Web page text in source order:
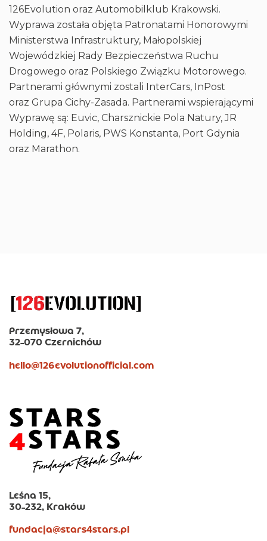
126Evolution oraz Automobilklub Krakowski.
Wyprawa została objęta Patronatami Honorowymi
Ministerstwa Infrastruktury, Małopolskiej
Wojewódzkiej Rady Bezpieczeństwa Ruchu
Drogowego oraz Polskiego Związku Motorowego.
Partnerami głównymi zostali InterCars, InPost
oraz Grupa Cichy-Zasada. Partnerami wspierającymi
Wyprawę są: Euvic, Charsznickie Pola Natury, JR
Holding, 4F, Polaris, PWS Konstanta, Port Gdynia
oraz Marathon.
Przemysłowa 7,
32-070 Czernichów
hello@126evolutionofficial.com
Leśna 15,
30-232, Kraków
fundacja@stars4stars.pl